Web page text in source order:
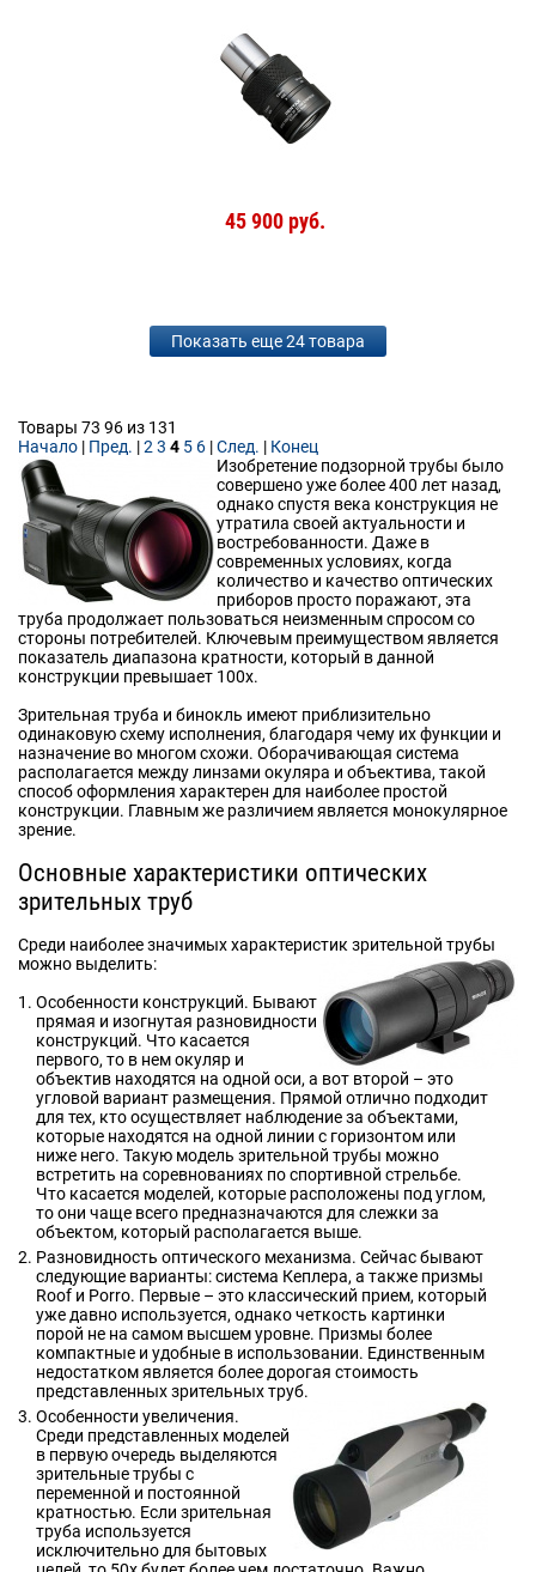
45 900 руб.
Показать еще 24 товара
Товары 73 96 из 131
Начало | Пред. |2 3 4 5 6 |След. | Конец
Изобретение подзорной трубы было
совершено уже более 400 лет назад,
однако спустя века конструкция не
утратила своей актуальности и
востребованности. Даже в
современных условиях, когда
количество и качество оптических
приборов просто поражают, эта
труба продолжает пользоваться неизменным спросом со
стороны потребителей. Ключевым преимуществом является
показатель диапазона кратности, который в данной
конструкции превышает 100х.
Зрительная труба и бинокль имеют приблизительно
одинаковую схему исполнения, благодаря чему их функции и
назначение во многом схожи. Оборачивающая система
располагается между линзами окуляра и объектива, такой
способ оформления характерен для наиболее простой
конструкции. Главным же различием является монокулярное
зрение.
Основные характеристики оптических
зрительных труб
Среди наиболее значимых характеристик зрительной трубы
можно выделить:
Особенности конструкций. Бывают
прямая и изогнутая разновидности
конструкций. Что касается
первого, то в нем окуляр и
объектив находятся на одной оси, а вот второй – это
угловой вариант размещения. Прямой отлично подходит
для тех, кто осуществляет наблюдение за объектами,
которые находятся на одной линии с горизонтом или
ниже него. Такую модель зрительной трубы можно
встретить на соревнованиях по спортивной стрельбе.
Что касается моделей, которые расположены под углом,
то они чаще всего предназначаются для слежки за
объектом, который располагается выше.
Разновидность оптического механизма. Сейчас бывают
следующие варианты: система Кеплера, а также призмы
Roof и Porro. Первые – это классический прием, который
уже давно используется, однако четкость картинки
порой не на самом высшем уровне. Призмы более
компактные и удобные в использовании. Единственным
недостатком является более дорогая стоимость
представленных зрительных труб.
Особенности увеличения.
Среди представленных моделей
в первую очередь выделяются
зрительные трубы с
переменной и постоянной
кратностью. Если зрительная
труба используется
исключительно для бытовых